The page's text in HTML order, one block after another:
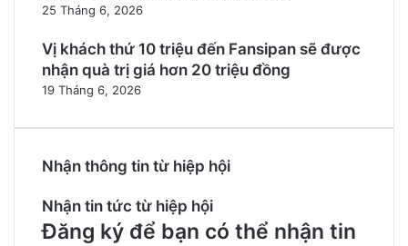
25 Tháng 6, 2026
Vị khách thứ 10 triệu đến Fansipan sẽ được
nhận quà trị giá hơn 20 triệu đồng
19 Tháng 6, 2026
Nhận thông tin từ hiệp hội
Nhận tin tức từ hiệp hội
Đăng ký để bạn có thể nhận tin